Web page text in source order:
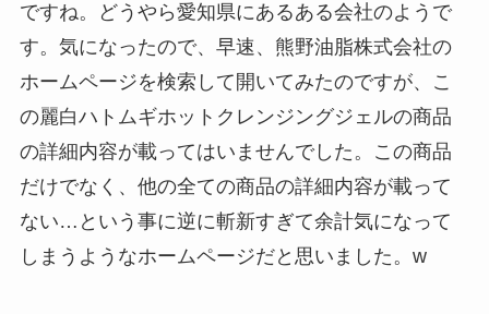
ですね。どうやら愛知県にあるある会社のようで
す。気になったので、早速、熊野油脂株式会社の
ホームページを検索して開いてみたのですが、こ
の麗白ハトムギホットクレンジングジェルの商品
の詳細内容が載ってはいませんでした。この商品
だけでなく、他の全ての商品の詳細内容が載って
ない…という事に逆に斬新すぎて余計気になって
しまうようなホームページだと思いました。w